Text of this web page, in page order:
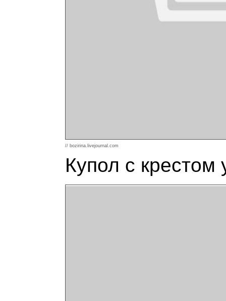
// bozirina.livejournal.com
Купол с крестом